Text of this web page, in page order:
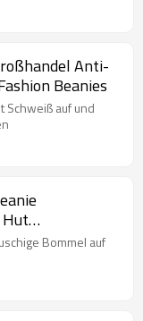
Anti-
Beanies
Schweiß auf und
CapBommel auf